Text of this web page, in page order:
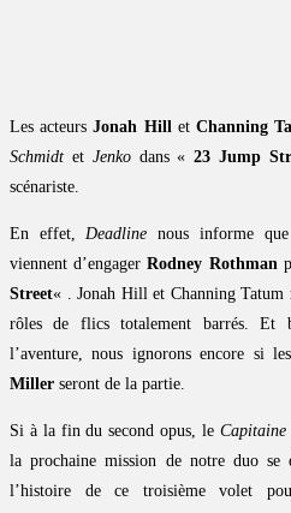
Les acteursJonah Hillet Channing
Schmidt et Jenkodans «23 Jump
scénariste.
En effet,Deadline nous informe
viennent d’engagerRodney Rothman
Street« . Jonah Hill et Channing Tatum
rôles de flics totalement barrés. Et
l’aventure, nous ignorons encore si
Miller seront de la partie.
Si à la fin du second opus, le Capitaine
la prochaine mission de notre duo se
l’histoire de ce troisième volet